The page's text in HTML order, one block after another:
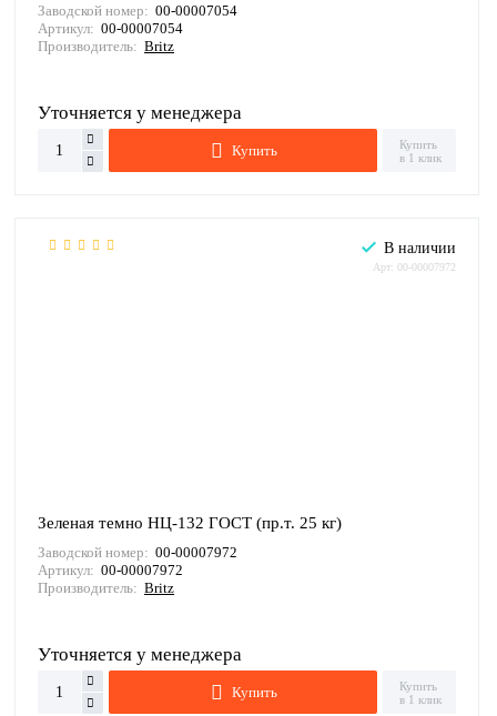
Заводской номер: 00-00007054
Артикул: 00-00007054
Производитель: Britz
Уточняется у менеджера
Купить
Купить
в 1 клик
В наличии
Арт: 00-00007972
Зеленая темно НЦ-132 ГОСТ (пр.т. 25 кг)
Заводской номер: 00-00007972
Артикул: 00-00007972
Производитель: Britz
Уточняется у менеджера
Купить
Купить
в 1 клик